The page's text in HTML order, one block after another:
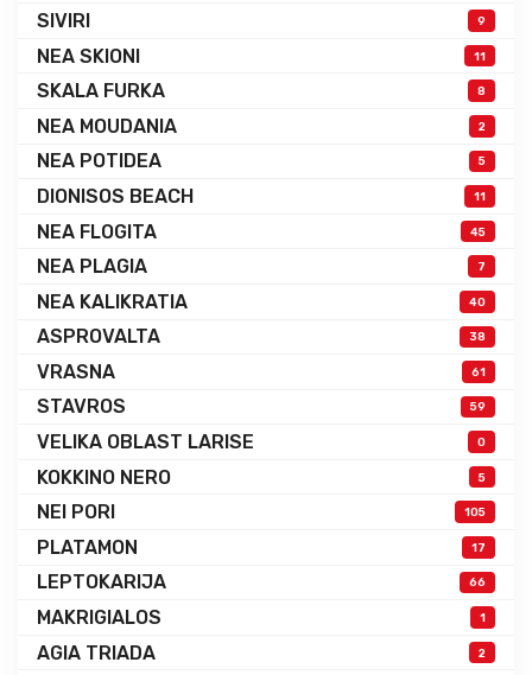
SIVIRI 9
NEA SKIONI 11
SKALA FURKA 8
NEA MOUDANIA 2
NEA POTIDEA 5
DIONISOS BEACH 11
NEA FLOGITA 45
NEA PLAGIA 7
NEA KALIKRATIA 40
ASPROVALTA 38
VRASNA 61
STAVROS 59
VELIKA OBLAST LARISE 0
KOKKINO NERO 5
NEI PORI 105
PLATAMON 17
LEPTOKARIJA 66
MAKRIGIALOS 1
AGIA TRIADA 2